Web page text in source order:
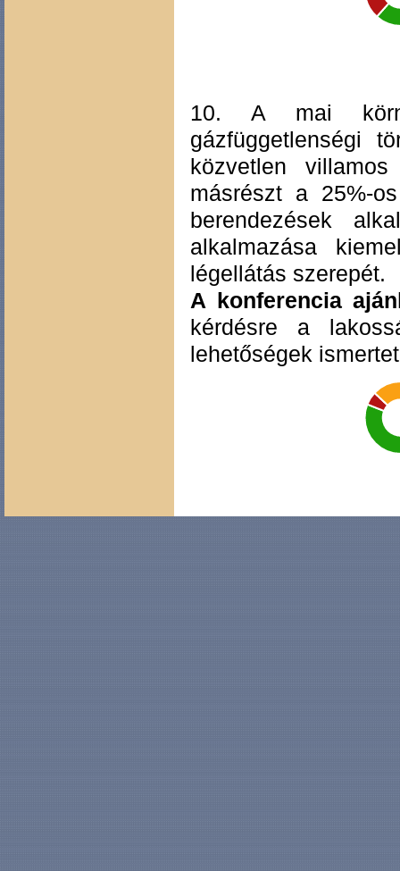
10. A mai
gázfüggetlenségi
közvetlen
másrészt a 25%-
berendezések
alkalmazása
légellátás szerepét.
A konferencia
kérdésre a
lehetőségek